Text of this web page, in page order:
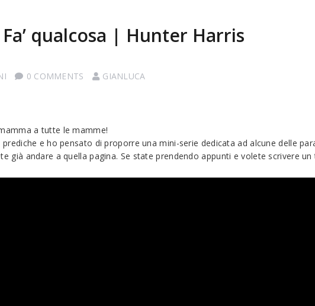
qualcosa | Hunter Harris
0 COMMENTS GIANLUCA
a tutte le mamme!
e ho pensato di proporre una mini-serie dedicata ad alcune delle
già andare a quella pagina. Se state prendendo appunti e volete scrivere